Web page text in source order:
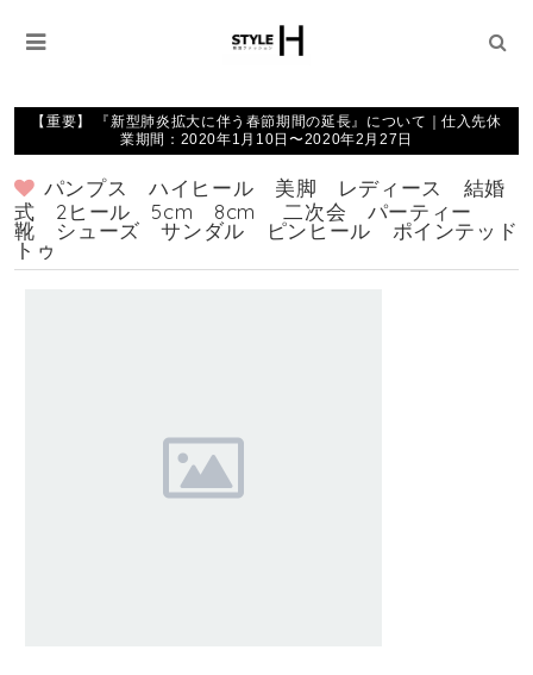
【重要】 『新型肺炎拡大に伴う春節期間の延長』について｜仕入先休
業期間：2020年1月10日〜2020年2月27日
パンプス ハイヒール 美脚 レディース 結婚
式 2ヒール 5cm 8cm 二次会 パーティー
靴 シューズ サンダル ピンヒール ポインテッド
トゥ